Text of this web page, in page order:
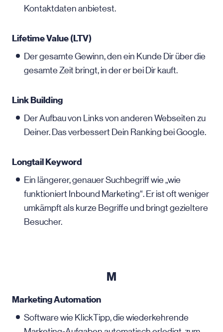
Kontaktdaten anbietest.
Lifetime Value (LTV)
Der gesamte Gewinn, den ein Kunde Dir über die
gesamte Zeit bringt, in der er bei Dir kauft.
Link Building
Der Aufbau von Links von anderen Webseiten zu
Deiner. Das verbessert Dein Ranking bei Google.
Longtail Keyword
Ein längerer, genauer Suchbegriff wie „wie
funktioniert Inbound Marketing“. Er ist oft weniger
umkämpft als kurze Begriffe und bringt gezieltere
Besucher.
M
Marketing Automation
Software wie KlickTipp, die wiederkehrende